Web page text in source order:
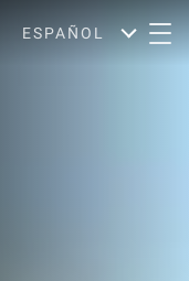
ESPAÑOL